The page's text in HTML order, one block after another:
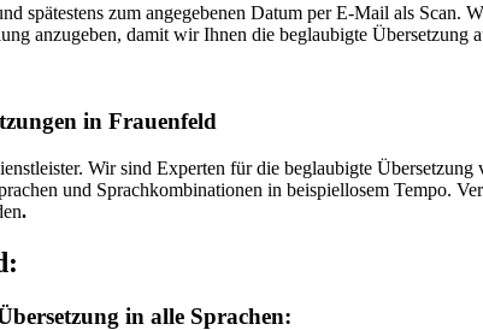
spätestens zum angegebenen Datum per E-Mail als
anzugeben, damit wir Ihnen die beglaubigte Übersetzung
in Frauenfeld
Wir sind Experten für die beglaubigte
und Sprachkombinationen in beispiellosem Tempo.
.
in alle Sprachen: